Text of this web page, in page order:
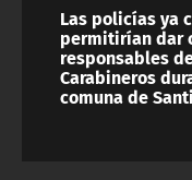
Las policías ya
permitirían dar
responsables
Carabineros
comuna de